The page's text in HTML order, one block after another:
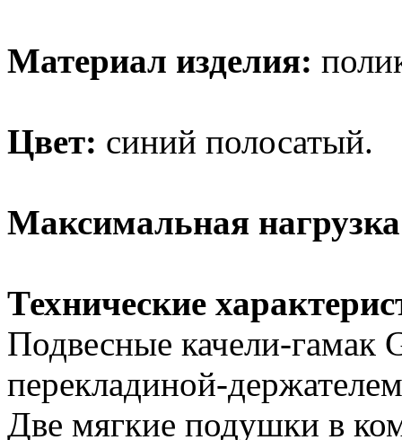
Материал изделия:
Цвет: синий полосатый.
Максимальная
Технические
Подвесные качели-гамак
перекладиной-
Две мягкие подушки в